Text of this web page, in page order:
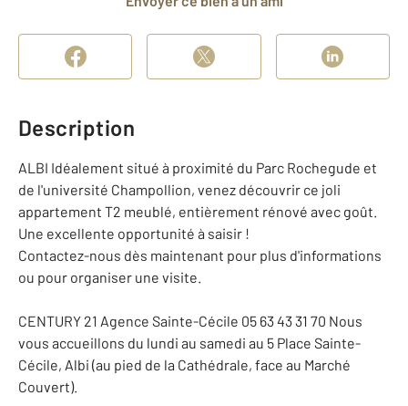
Description
ALBI Idéalement situé à proximité du Parc Rochegude et
de l'université Champollion, venez découvrir ce joli
appartement T2 meublé, entièrement rénové avec goût.
Une excellente opportunité à saisir !
Contactez-nous dès maintenant pour plus d'informations
ou pour organiser une visite.
CENTURY 21 Agence Sainte-Cécile 05 63 43 31 70 Nous
vous accueillons du lundi au samedi au 5 Place Sainte-
Cécile, Albi (au pied de la Cathédrale, face au Marché
Couvert).